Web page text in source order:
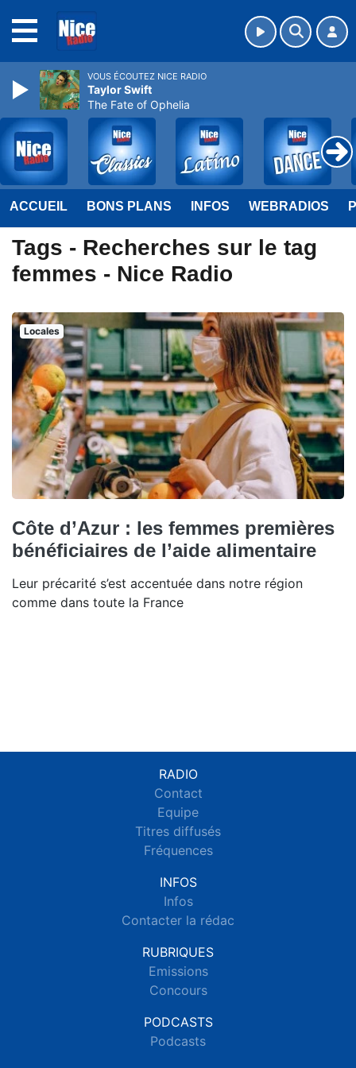
ACCUEIL BONS PLANS INFOS WEBRADIOS
Tags - Recherches sur le tag
femmes - Nice Radio
Locales
Côte d’Azur : les femmes premières
bénéficiaires de l’aide alimentaire
Leur précarité s’est accentuée dans notre région
comme dans toute la France
RADIO
Contact
Equipe
Titres diffusés
Fréquences
INFOS
Infos
Contacter la rédac
RUBRIQUES
Emissions
Concours
PODCASTS
Podcasts
VOUS ÉCOUTEZ NICE RADIO
Taylor Swift
The Fate of Ophelia